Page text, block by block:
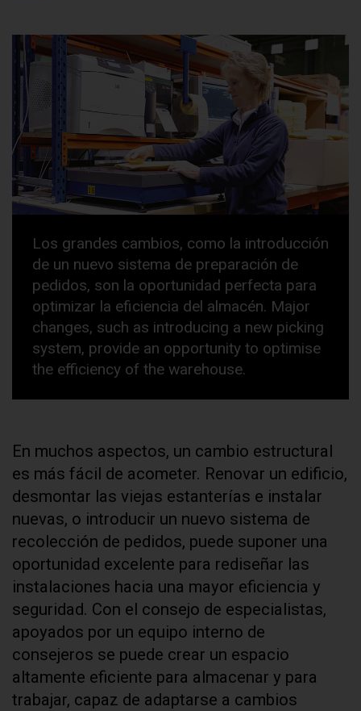
Los grandes cambios, como la introducción
de un nuevo sistema de preparación de
pedidos, son la oportunidad perfecta para
optimizar la eficiencia del almacén. Major
changes, such as introducing a new picking
system, provide an opportunity to optimise
the efficiency of the warehouse.
En muchos aspectos, un cambio estructural
es más fácil de acometer. Renovar un edificio,
desmontar las viejas estanterías e instalar
nuevas, o introducir un nuevo sistema de
recolección de pedidos, puede suponer una
oportunidad excelente para rediseñar las
instalaciones hacia una mayor eficiencia y
seguridad. Con el consejo de especialistas,
apoyados por un equipo interno de
consejeros se puede crear un espacio
altamente eficiente para almacenar y para
trabajar, capaz de adaptarse a cambios